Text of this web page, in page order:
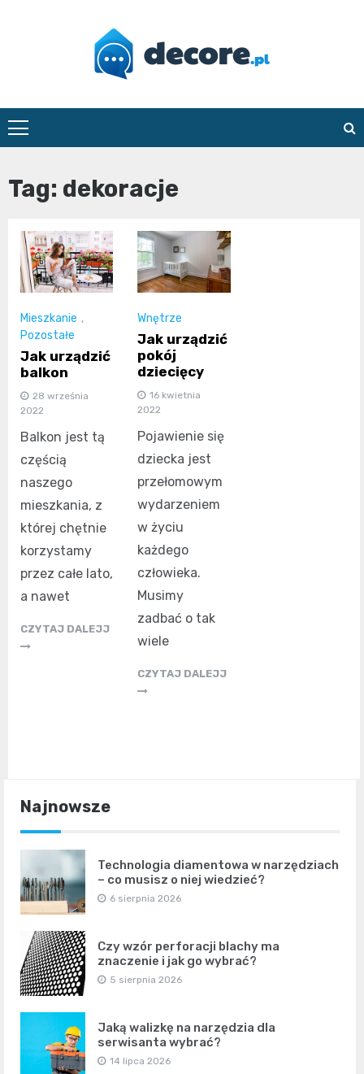
decore.pl
Tag: dekoracje
Mieszkanie ,
Pozostałe
Jak urządzić
balkon
28 września
2022
Balkon jest tą
częścią
naszego
mieszkania, z
której chętnie
korzystamy
przez całe lato,
a nawet
CZYTAJ DALEJJ
Wnętrze
Jak urządzić
pokój
dziecięcy
16 kwietnia
2022
Pojawienie się
dziecka jest
przełomowym
wydarzeniem
w życiu
każdego
człowieka.
Musimy
zadbać o tak
wiele
CZYTAJ DALEJJ
Najnowsze
Technologia diamentowa w narzędziach
– co musisz o niej wiedzieć?
6 sierpnia 2026
Czy wzór perforacji blachy ma
znaczenie i jak go wybrać?
5 sierpnia 2026
Jaką walizkę na narzędzia dla
serwisanta wybrać?
14 lipca 2026